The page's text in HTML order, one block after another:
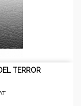
TERROR